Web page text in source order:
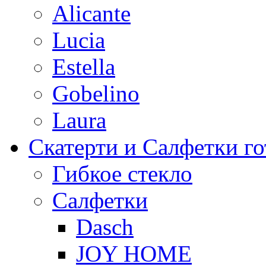
Alicante
Lucia
Estella
Gobelino
Laura
Скатерти и Салфетки
Гибкое стекло
Салфетки
Dasch
JOY HOME